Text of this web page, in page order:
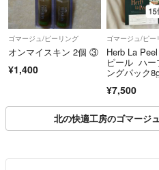
ゴマージュ/ピーリング
オンマイスキン 2個 ③
¥1,400
ゴマージュ/ピー
Herb La
ピール ハー
ングパック
¥7,500
北の快適工房のゴマージ